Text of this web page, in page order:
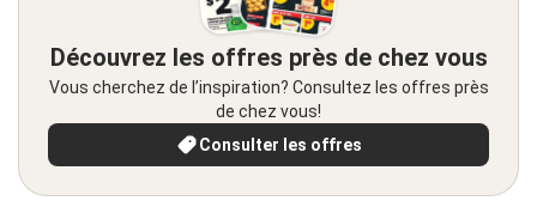
Découvrez les offres près de chez vous
Vous cherchez de l’inspiration? Consultez les offres près
de chez vous!
Consulter les offres